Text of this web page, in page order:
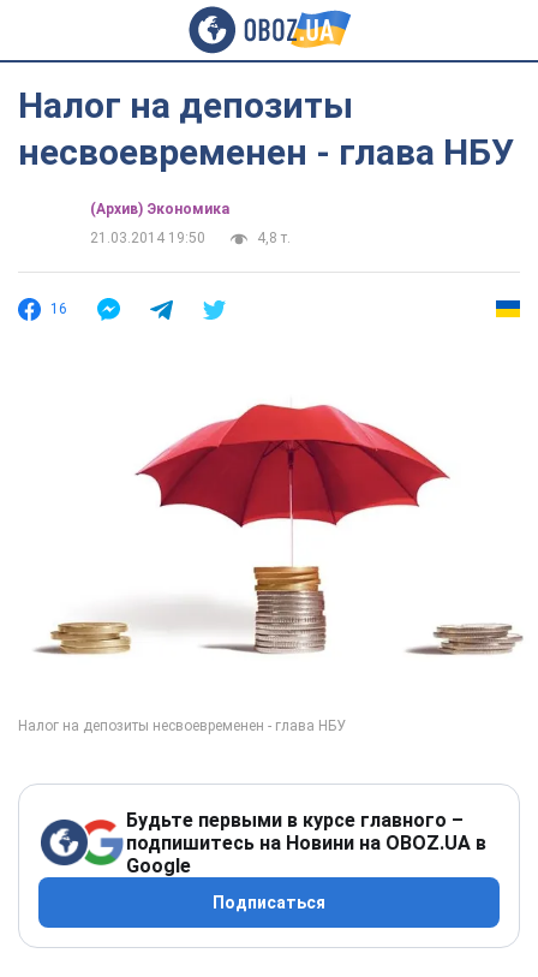
Налог на депозиты
несвоевременен - глава НБУ
(Архив) Экономика
21.03.2014 19:50
4,8 т.
16
Будьте первыми в курсе главного –
подпишитесь на Новини на OBOZ.UA в
Google
Подписаться